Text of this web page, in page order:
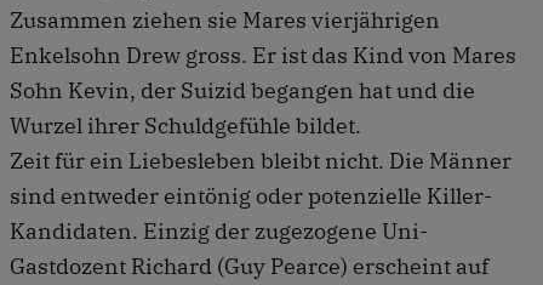
Zusammen ziehen sie Mares vierjährigen
Enkelsohn Drew gross. Er ist das Kind von Mares
Sohn Kevin, der Suizid begangen hat und die
Wurzel ihrer Schuldgefühle bildet.
Zeit für ein Liebesleben bleibt nicht. Die Männer
sind entweder eintönig oder potenzielle Killer-
Kandidaten. Einzig der zugezogene Uni-
Gastdozent Richard (Guy Pearce) erscheint auf